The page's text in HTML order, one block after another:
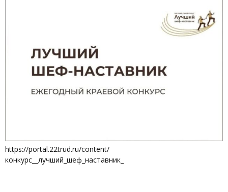
https://portal.22trud.ru/content/
конкурс__лучший_шеф_наставник_